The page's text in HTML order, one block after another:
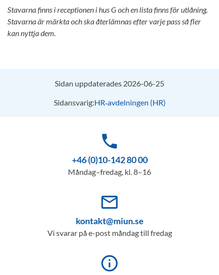
Stavarna finns i receptionen i hus G och en lista finns för utlåning.
Stavarna är märkta och ska återlämnas efter varje pass så fler
kan nyttja dem.
Sidan uppdaterades 2026-06-25
Sidansvarig:HR‑avdelningen (HR)
phone
+46 (0)10-142 80 00
Måndag–fredag, kl. 8–16
mail_outline
kontakt@miun.se
Vi svarar på e-post måndag till fredag
info_outline